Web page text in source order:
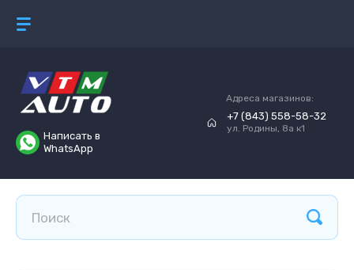
Написать в
WhatsApp
Адреса магазинов:
+7 (843) 558-58-32
ул. Родины, 8а к1